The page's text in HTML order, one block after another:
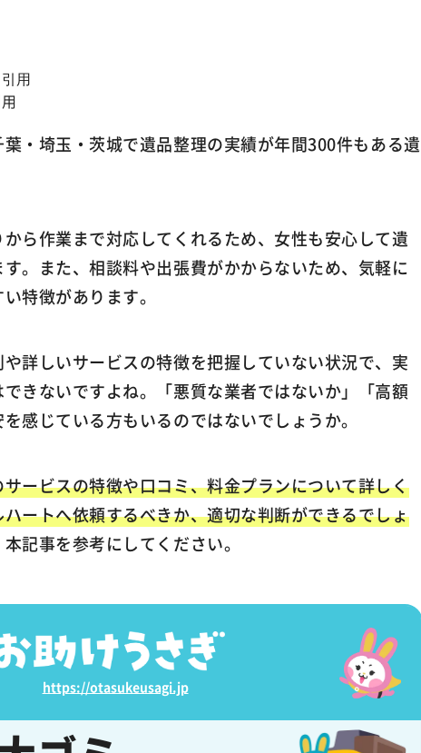
・埼玉・茨城で遺品整理の実績が年間300件もある遺
ら作業まで対応してくれるため、女性も安心して遺
。また、相談料や出張費がかからないため、気軽に
特徴があります。
詳しいサービスの特徴を把握していない状況で、実
きないですよね。「悪質な業者ではないか」「高額
感じている方もいるのではないでしょうか。
ービスの特徴や口コミ、料金プランについて詳しく
ートへ依頼するべきか、適切な判断ができるでしょ
記事を参考にしてください。
https://otasukeusagi.jp